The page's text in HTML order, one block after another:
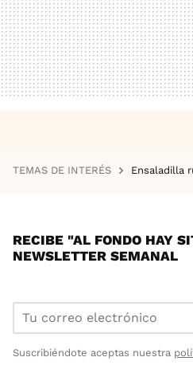
TEMAS DE INTERÉS Ensaladilla
RECIBE "AL FONDO HAY
NEWSLETTER SEMANAL
Suscribiéndote aceptas nuestra